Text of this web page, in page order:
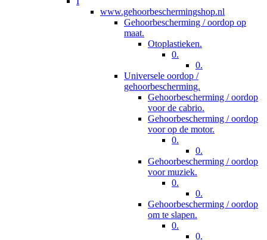
www.gehoorbeschermingshop.nl
Gehoorbescherming / oordop op
maat.
Otoplastieken.
0.
0.
Universele oordop /
gehoorbescherming.
Gehoorbescherming / oordop
voor de cabrio.
Gehoorbescherming / oordop
voor op de motor.
0.
0.
Gehoorbescherming / oordop
voor muziek.
0.
0.
Gehoorbescherming / oordop
om te slapen.
0.
0.